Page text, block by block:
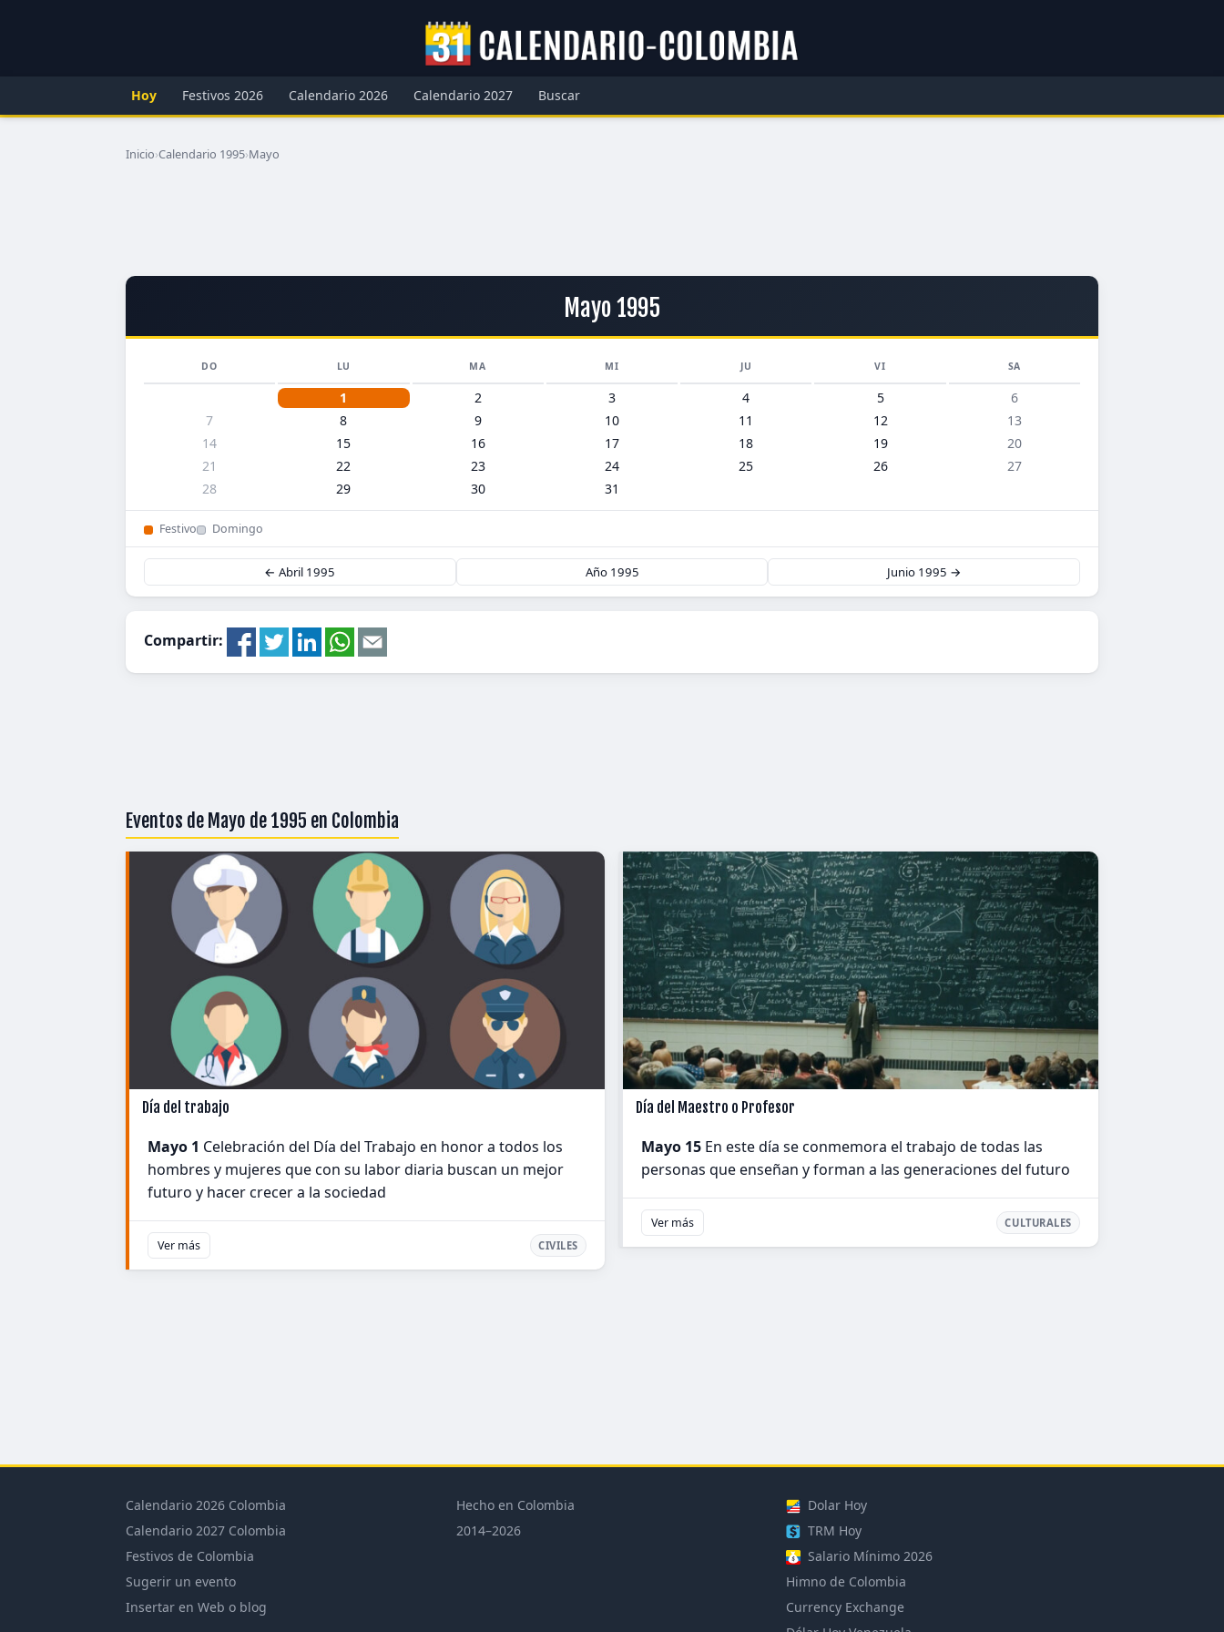
Hoy Festivos 2026 Calendario 2026 Calendario 2027 Buscar
Inicio›Calendario 1995›Mayo
Mayo 1995
DO LU MA MI JU VI SA
1 2 3 4 5
6
7
8 9 10 11 12
13
14
15 16 17 18 19
20
21
22 23 24 25 26
27
28
29 30 31
Festivo Domingo
← Abril 1995 Año 1995 Junio 1995 →
Compartir:
Eventos de Mayo de 1995 en Colombia
Día del trabajo
Mayo 1 Celebración del Día del Trabajo en honor a todos los
hombres y mujeres que con su labor diaria buscan un mejor
futuro y hacer crecer a la sociedad
Ver más CIVILES
Día del Maestro o Profesor
Mayo 15 En este día se conmemora el trabajo de todas las
personas que enseñan y forman a las generaciones del futuro
Ver más CULTURALES
Calendario 2026 Colombia
Calendario 2027 Colombia
Festivos de Colombia
Sugerir un evento
Insertar en Web o blog
Hecho en Colombia
2014–2026
Dolar Hoy
TRM Hoy
Salario Mínimo 2026
Himno de Colombia
Currency Exchange